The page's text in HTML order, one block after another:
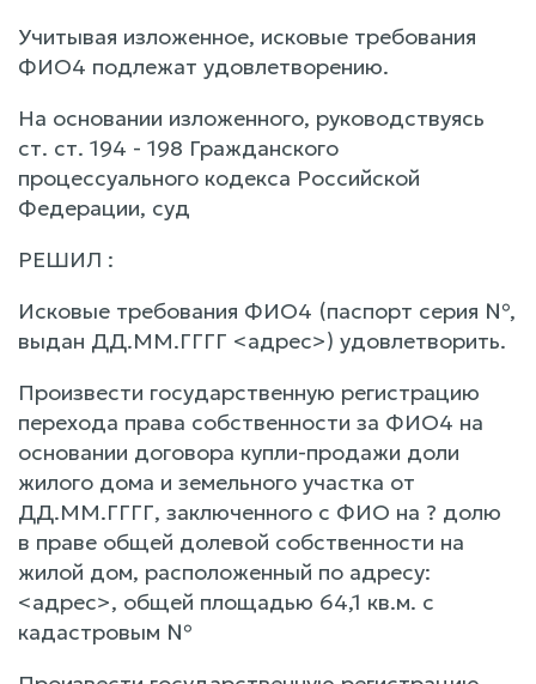
Учитывая изложенное, исковые требования
ФИО4 подлежат удовлетворению.
На основании изложенного, руководствуясь
ст. ст. 194 - 198 Гражданского
процессуального кодекса Российской
Федерации, суд
РЕШИЛ :
Исковые требования ФИО4 (паспорт серия №,
выдан ДД.ММ.ГГГГ <адрес>) удовлетворить.
Произвести государственную регистрацию
перехода права собственности за ФИО4 на
основании договора купли-продажи доли
жилого дома и земельного участка от
ДД.ММ.ГГГГ, заключенного с ФИО на ? долю
в праве общей долевой собственности на
жилой дом, расположенный по адресу:
<адрес>, общей площадью 64,1 кв.м. с
кадастровым №